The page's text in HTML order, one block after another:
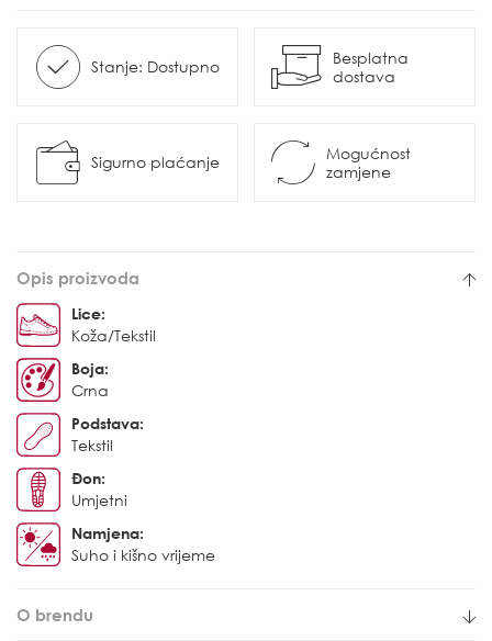
Stanje: Dostupno
Besplatna
dostava
Sigurno plaćanje
Mogućnost
zamjene
Opis proizvoda
Lice:
Koža/Tekstil
Boja:
Crna
Podstava:
Tekstil
Đon:
Umjetni
Namjena:
Suho i kišno vrijeme
O brendu